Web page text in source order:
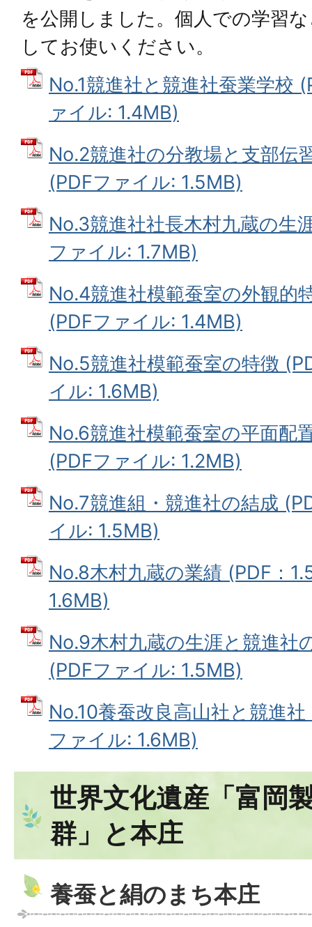
を公開しました。個人での学習
してお使いください。
No.1競進社と競進社蚕業学校
ァイル: 1.4MB)
No.2競進社の分教場と支部伝
(PDFファイル: 1.5MB)
No.3競進社社長木村九蔵の生
ファイル: 1.7MB)
No.4競進社模範蚕室の外観的
(PDFファイル: 1.4MB)
No.5競進社模範蚕室の特徴
イル: 1.6MB)
No.6競進社模範蚕室の平面配
(PDFファイル: 1.2MB)
No.7競進組・競進社の結成
イル: 1.5MB)
No.8木村九蔵の業績 (PDF：
1.6MB)
No.9木村九蔵の生涯と競進社
(PDFファイル: 1.5MB)
No.10養蚕改良高山社と競進
ファイル: 1.6MB)
世界文化遺産「富岡
群」と本庄
養蚕と絹のまち本庄